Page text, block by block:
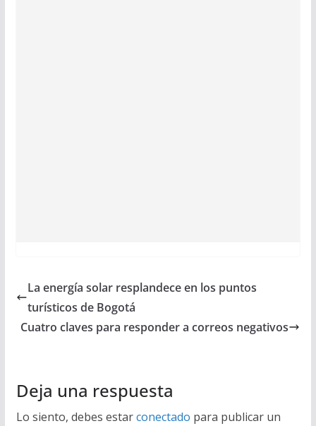
La energía solar resplandece en los puntos
turísticos de Bogotá
Cuatro claves para responder a correos negativos
Deja una respuesta
Lo siento, debes estarconectado para publicar un